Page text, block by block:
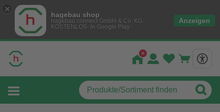
hagebau shop
hagebau connect GmbH & Co. KG
KOSTENLOS- In Google Play
Anzeigen